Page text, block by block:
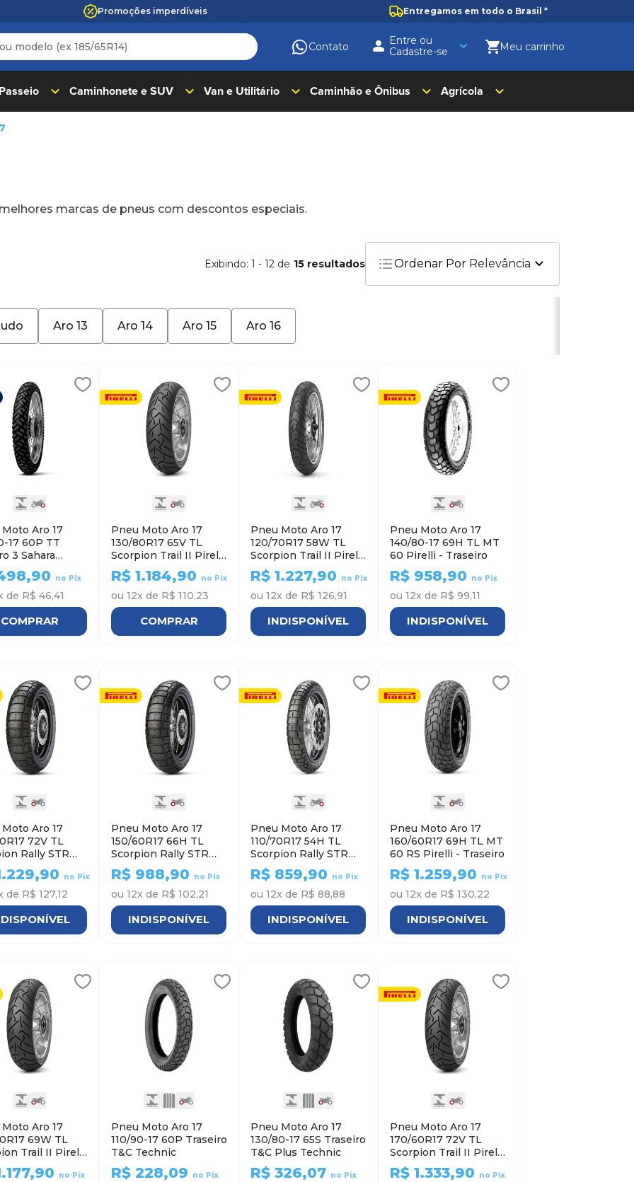
Promoções imperdíveis Entregamos em todo o Brasil *
(ex 185/65R14)
Contato
Entre ou
Cadastre-se
Caminhonete e SUV Van e Utilitário Caminhão e Ônibus Agrícola
marcas de pneus com descontos especiais.
Exibindo: 1 - 12 de 15 Ordenar Por Relevância
Aro 13 Aro 14 Aro 15 Aro 16
Aro 17
17 60P TT
3 Sahara
- Dianteiro
no Pix
de R$ 46,41
COMPRAR
Pneu Moto Aro 17
130/80R17 65V TL
Scorpion Trail II Pirelli
- Traseiro
R$ 1.184,90 no Pix
ou 12x de R$ 110,23
COMPRAR
Pneu Moto Aro 17
120/70R17 58W TL
Scorpion Trail II Pirelli
- Dianteiro
R$ 1.227,90 no Pix
ou 12x de R$ 126,91
INDISPONÍVEL
Pneu Moto Aro 17
140/80-17 69H TL MT
60 Pirelli - Traseiro
R$ 958,90 no Pix
ou 12x de R$ 99,11
INDISPONÍVEL
Aro 17
72V TL
Rally STR
- Traseiro
no Pix
de R$ 127,12
Pneu Moto Aro 17
150/60R17 66H TL
Scorpion Rally STR
Pirelli - Traseiro
R$ 988,90 no Pix
ou 12x de R$ 102,21
INDISPONÍVEL
Pneu Moto Aro 17
110/70R17 54H TL
Scorpion Rally STR
Pirelli - Dianteiro
R$ 859,90 no Pix
ou 12x de R$ 88,88
INDISPONÍVEL
Pneu Moto Aro 17
160/60R17 69H TL MT
60 RS Pirelli - Traseiro
R$ 1.259,90 no Pix
ou 12x de R$ 130,22
INDISPONÍVEL
Aro 17
69W TL
Trail II Pirelli
no Pix
Pneu Moto Aro 17
110/90-17 60P Traseiro
T&C Technic
R$ 228,09 no Pix
Pneu Moto Aro 17
130/80-17 65S Traseiro
T&C Plus Technic
R$ 326,07 no Pix
Pneu Moto Aro 17
170/60R17 72V TL
Scorpion Trail II Pirelli
- Traseiro
R$ 1.333,90 no Pix